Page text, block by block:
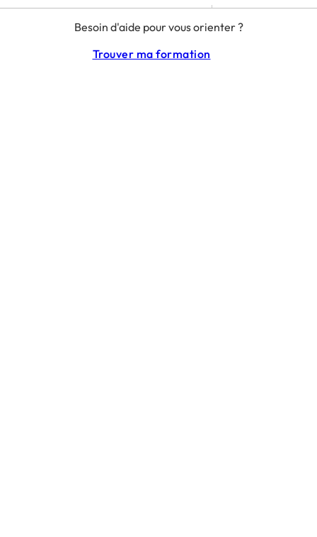
Besoin d'aide pour vous orienter ?
Trouver ma formation
RGPD